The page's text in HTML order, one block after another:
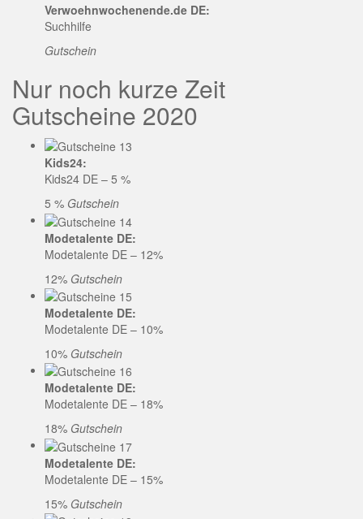
Verwoehnwochenende.de DE:
Suchhilfe
Gutschein
Nur noch kurze Zeit
Gutscheine 2020
Kids24:
Kids24 DE – 5 %
5 % Gutschein
Modetalente DE:
Modetalente DE – 12%
12% Gutschein
Modetalente DE:
Modetalente DE – 10%
10% Gutschein
Modetalente DE:
Modetalente DE – 18%
18% Gutschein
Modetalente DE:
Modetalente DE – 15%
15% Gutschein